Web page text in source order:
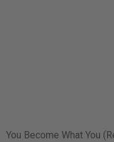
You Become What You